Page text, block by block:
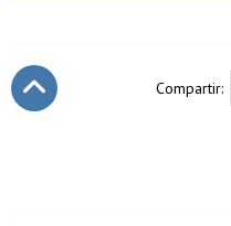
Compartir: